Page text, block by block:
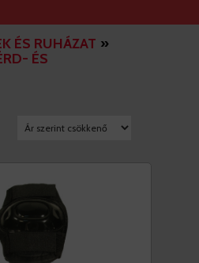
ÉS RUHÁZAT »
ÉS